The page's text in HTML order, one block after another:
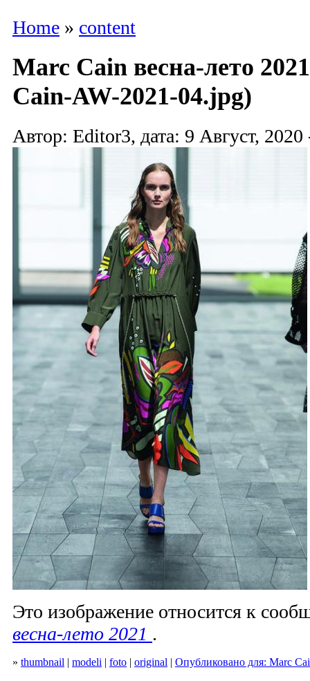
Home » content
Marc Cain весна-лето
Cain-AW-2021-04.jpg)
Автор: Editor3, дата: 9 Август, 2020
Это изображение относится к
весна-лето 2021 .
» thumbnail | modeli | foto | original | Опубликовано для: Marc